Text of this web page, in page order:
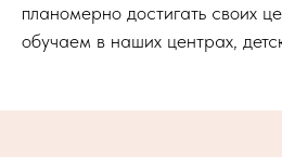
планомерно достигать своих
обучаем в наших центрах,